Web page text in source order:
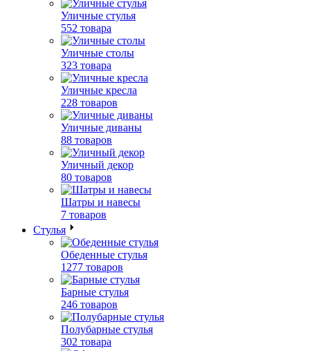
Уличные стулья
552 товара
Уличные столы
323 товара
Уличные кресла
228 товаров
Уличные диваны
88 товаров
Уличный декор
80 товаров
Шатры и навесы
7 товаров
Стулья
Обеденные стулья
1277 товаров
Барные стулья
246 товаров
Полубарные стулья
302 товара